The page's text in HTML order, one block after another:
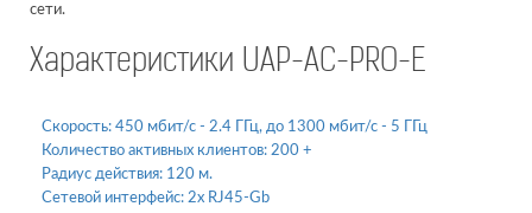
сети.
Характеристики UAP-AC-PRO-E
Скорость: 450 мбит/с - 2.4 ГГц, до 1300 мбит/с - 5 ГГц
Количество активных клиентов: 200 +
Радиус действия: 120 м.
Сетевой интерфейс: 2х RJ45-Gb